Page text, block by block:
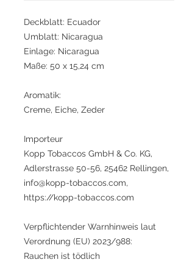
Deckblatt: Ecuador
Umblatt: Nicaragua
Einlage: Nicaragua
Maße: 50 x 15,24 cm
Aromatik:
Creme, Eiche, Zeder
Importeur
Kopp Tobaccos GmbH & Co. KG,
Adlerstrasse 50-56, 25462 Rellingen,
info@kopp-tobaccos.com,
https://kopp-tobaccos.com
Verpflichtender Warnhinweis laut
Verordnung (EU) 2023/988:
Rauchen ist tödlich